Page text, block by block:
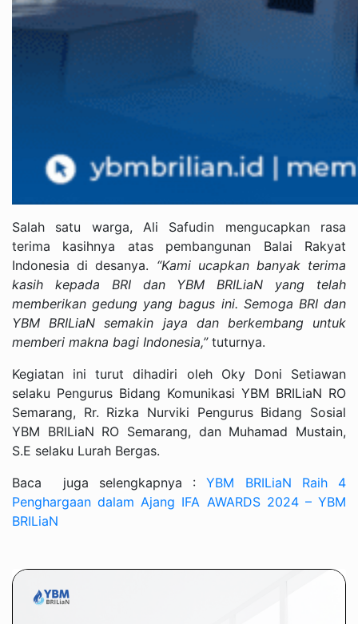
Salah satu warga, Ali Safudin mengucapkan rasa
terima kasihnya atas pembangunan Balai Rakyat
Indonesia di desanya. “Kami ucapkan banyak terima
kasih kepada BRI dan YBM BRILiaN yang telah
memberikan gedung yang bagus ini. Semoga BRI dan
YBM BRILiaN semakin jaya dan berkembang untuk
memberi makna bagi Indonesia,”tuturnya.
Kegiatan ini turut dihadiri oleh Oky Doni Setiawan
selaku Pengurus Bidang Komunikasi YBM BRILiaN RO
Semarang, Rr. Rizka Nurviki Pengurus Bidang Sosial
YBM BRILiaN RO Semarang, dan Muhamad Mustain,
S.E selaku Lurah Bergas.
Baca juga selengkapnya :YBM BRILiaN Raih 4
Penghargaan dalam Ajang IFA AWARDS 2024 – YBM
BRILiaN